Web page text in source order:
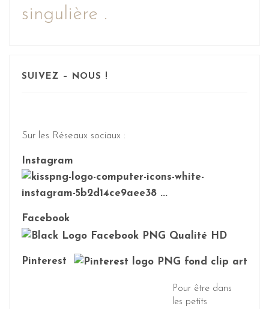
singulière .
SUIVEZ – NOUS !
Sur les Réseaux sociaux :
Instagram
Facebook
Pinterest
Pour être dans
les petits